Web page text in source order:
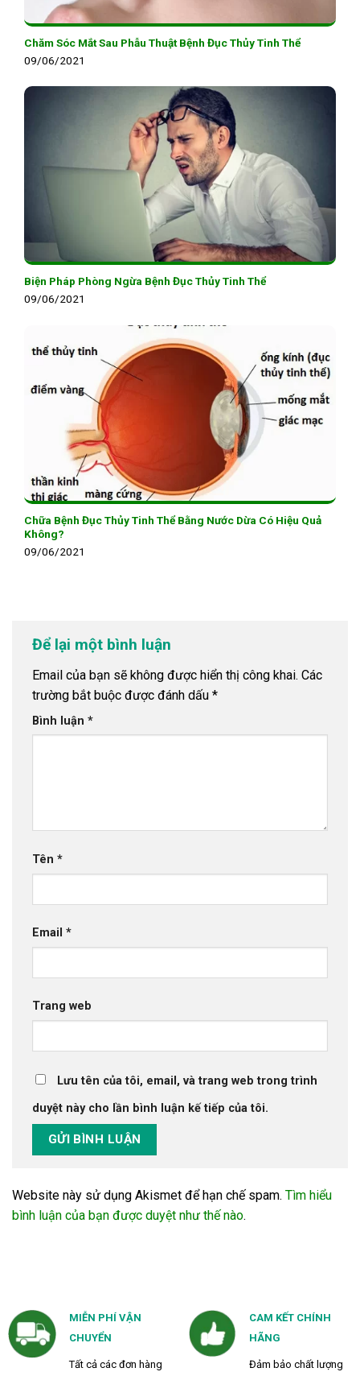
Chăm Sóc Mắt Sau Phẫu Thuật Bệnh Đục Thủy Tinh Thể
09/06/2021
Biện Pháp Phòng Ngừa Bệnh Đục Thủy Tinh Thể
09/06/2021
Chữa Bệnh Đục Thủy Tinh Thể Bằng Nước Dừa Có Hiệu Quả
Không?
09/06/2021
Để lại một bình luận
Email của bạn sẽ không được hiển thị công khai. Các
trường bắt buộc được đánh dấu *
Bình luận *
Tên *
Email *
Trang web
Lưu tên của tôi, email, và trang web trong trình
duyệt này cho lần bình luận kế tiếp của tôi.
Website này sử dụng Akismet để hạn chế spam. Tìm hiểu
bình luận của bạn được duyệt như thế nào.
MIỄN PHÍ VẬN
CHUYỂN
Tất cả các đơn hàng
CAM KẾT CHÍNH
HÃNG
Đảm bảo chất lượng